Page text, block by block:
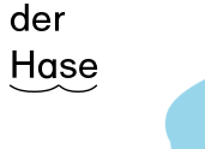
der
^16Ha^12se